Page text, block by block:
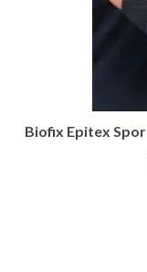
Biofix Epitex